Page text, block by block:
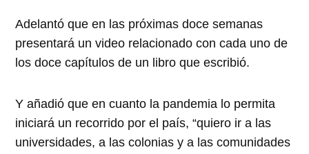
Adelantó que en las próximas doce semanas
presentará un video relacionado con cada uno de
los doce capítulos de un libro que escribió.
Y añadió que en cuanto la pandemia lo permita
iniciará un recorrido por el país, “quiero ir a las
universidades, a las colonias y a las comunidades